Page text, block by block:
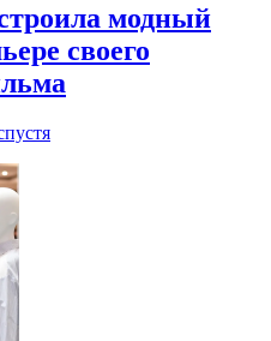
модный
своего